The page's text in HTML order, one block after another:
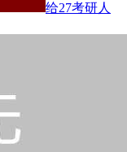
给27考研人